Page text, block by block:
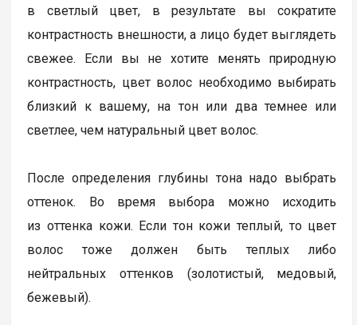
в светлый цвет, в результате вы сократите
контрастность внешности, а лицо будет выглядеть
свежее. Если вы не хотите менять природную
контрастность, цвет волос необходимо выбирать
близкий к вашему, на тон или два темнее или
светлее, чем натуральный цвет волос.
После определения глубины тона надо выбрать
оттенок. Во время выбора можно исходить
из оттенка кожи. Если тон кожи теплый, то цвет
волос тоже должен быть теплых либо
нейтральных оттенков (золотистый, медовый,
бежевый).